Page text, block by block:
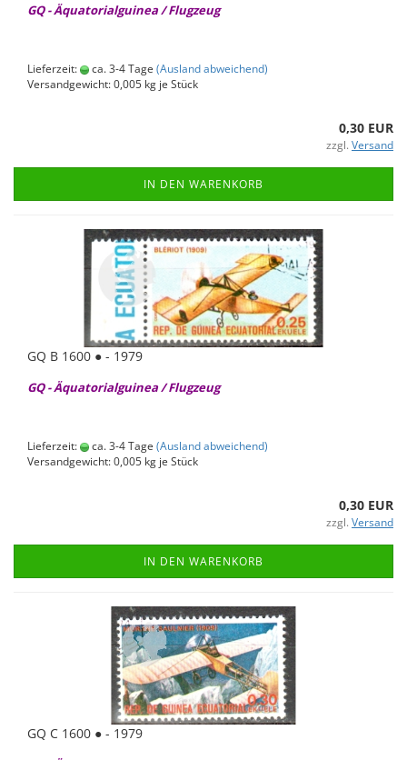
GQ - Äqua­to­ri­al­gui­nea / Flug­zeug
Lieferzeit: ca. 3-4 Tage (Ausland abweichend)
Versandgewicht:0,005 kg je Stück
0,30 EUR
zzgl. Versand
IN DEN WARENKORB
GQ B 1600 ● - 1979
GQ - Äqua­to­ri­al­gui­nea / Flug­zeug
Lieferzeit: ca. 3-4 Tage (Ausland abweichend)
Versandgewicht:0,005 kg je Stück
0,30 EUR
zzgl. Versand
IN DEN WARENKORB
GQ C 1600 ● - 1979